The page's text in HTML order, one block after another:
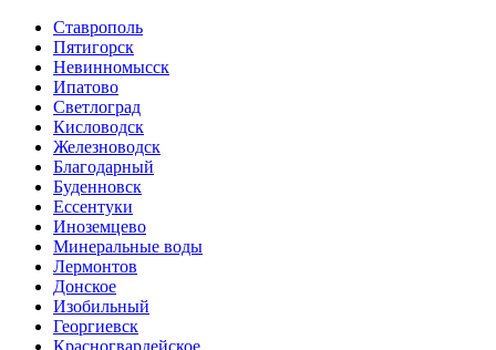
Ставрополь
Пятигорск
Невинномысск
Ипатово
Светлоград
Кисловодск
Железноводск
Благодарный
Буденновск
Ессентуки
Иноземцево
Минеральные воды
Лермонтов
Донское
Изобильный
Георгиевск
Красногвардейское